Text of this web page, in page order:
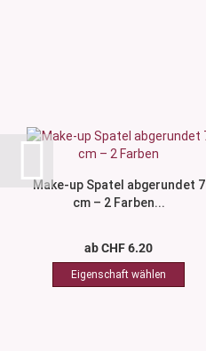
Make-up Spatel abgerundet 7
cm – 2 Farben...
ab CHF 6.20